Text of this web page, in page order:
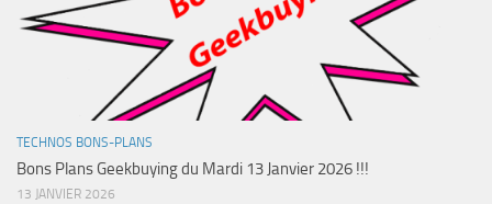
TECHNOS BONS-PLANS
Bons Plans Geekbuying du Mardi 13 Janvier 2026 !!!
13 JANVIER 2026